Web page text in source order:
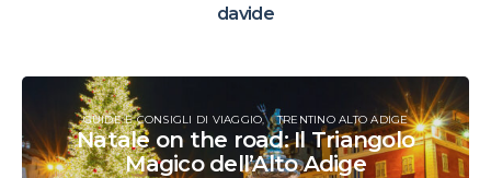
davide
GUIDE E CONSIGLI DI VIAGGIO TRENTINO ALTO ADIGE
Natale on the road: Il Triangolo
Magico dell’Alto Adige